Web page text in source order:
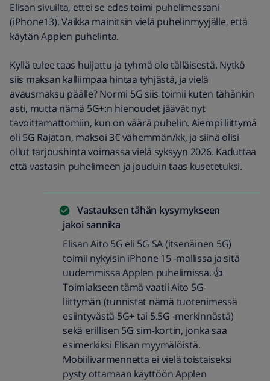
Elisan sivuilta, ettei se edes toimi puhelimessani
(iPhone13). Vaikka mainitsin vielä puhelinmyyjälle, että
käytän Applen puhelinta.
Kyllä tulee taas huijattu ja tyhmä olo tälläisestä. Nytkö
siis maksan kalliimpaa hintaa tyhjästä, ja vielä
avausmaksu päälle? Normi 5G siis toimii kuten tähänkin
asti, mutta nämä 5G+:n hienoudet jäävät nyt
tavoittamattomiin, kun on väärä puhelin. Aiempi liittymä
oli 5G Rajaton, maksoi 3€ vähemmän/kk, ja siinä olisi
ollut tarjoushinta voimassa vielä syksyyn 2026. Kaduttaa
että vastasin puhelimeen ja jouduin taas kusetetuksi.
Vastauksen tähän kysymykseen
jakoi sannika
Elisan Aito 5G eli 5G SA (itsenäinen 5G)
toimii nykyisin iPhone 15 -mallissa ja sitä
uudemmissa Applen puhelimissa. 👍
Toimiakseen tämä vaatii Aito 5G-
liittymän (tunnistat nämä tuotenimessä
esiintyvästä 5G+ tai 5.5G -merkinnästä)
sekä erillisen 5G sim-kortin, jonka saa
esimerkiksi Elisan myymälöistä.
Mobiilivarmennetta ei vielä toistaiseksi
pysty ottamaan käyttöön Applen